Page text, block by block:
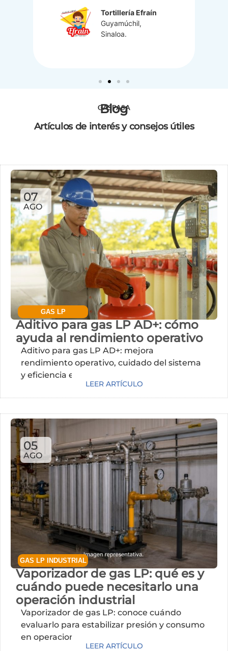
Tortillería Efraín
Guyamúchil,
Sinaloa.
GASPASA
Blog
Artículos de interés y consejos útiles
07
AGO
GAS LP
Aditivo para gas LP AD+: cómo
ayuda al rendimiento operativo
Aditivo para gas LP AD+: mejora
rendimiento operativo, cuidado del sistema
y eficiencia en usos constantes.
LEER ARTÍCULO
05
AGO
GAS LP INDUSTRIAL
Vaporizador de gas LP: qué es y
cuándo puede necesitarlo una
operación industrial
Vaporizador de gas LP: conoce cuándo
evaluarlo para estabilizar presión y consumo
en operaciones industriales.
LEER ARTÍCULO